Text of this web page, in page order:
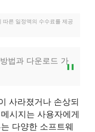
따른 일정액의 수수료를 제공
법과 다운로드 가
사라졌거나 손상되
시지는 사용자에게
다양한 소프트웨